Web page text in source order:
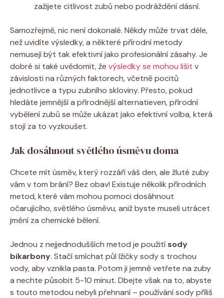
zažijete citlivost zubů nebo podráždění dásní.
Samozřejmě, nic není dokonalé. Někdy může trvat déle,
než uvidíte výsledky, a některé přírodní metody
nemusejí být tak efektivní jako profesionální zásahy. Je
dobré si také uvědomit, že výsledky se mohou lišit v
závislosti na různých faktorech, včetně pocitů
jednotlivce a typu zubního skloviny. Přesto, pokud
hledáte jemnější a přírodnější alternatieven, přírodní
vybělení zubů se může ukázat jako efektivní volba, která
stojí za to vyzkoušet.
Jak dosáhnout světlého úsměvu doma
Chcete mít úsměv, který rozzáří váš den, ale žluté zuby
vám v tom brání? Bez obav! Existuje několik přírodních
metod, které vám mohou pomoci dosáhnout
očarujícího, světlého úsměvu, aniž byste museli utrácet
jmění za chemické bělení.
Jednou z nejjednodušších metod je použití sody
bikarbony. Stačí smíchat půl lžičky sody s trochou
vody, aby vznikla pasta. Potom ji jemně vetřete na zuby
a nechte působit 5-10 minut. Dbejte však na to, abyste
s touto metodou nebyli přehnaní – používání sody příliš